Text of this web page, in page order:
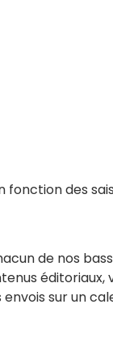
fonction des
de nos
éditoriaux,
sur un